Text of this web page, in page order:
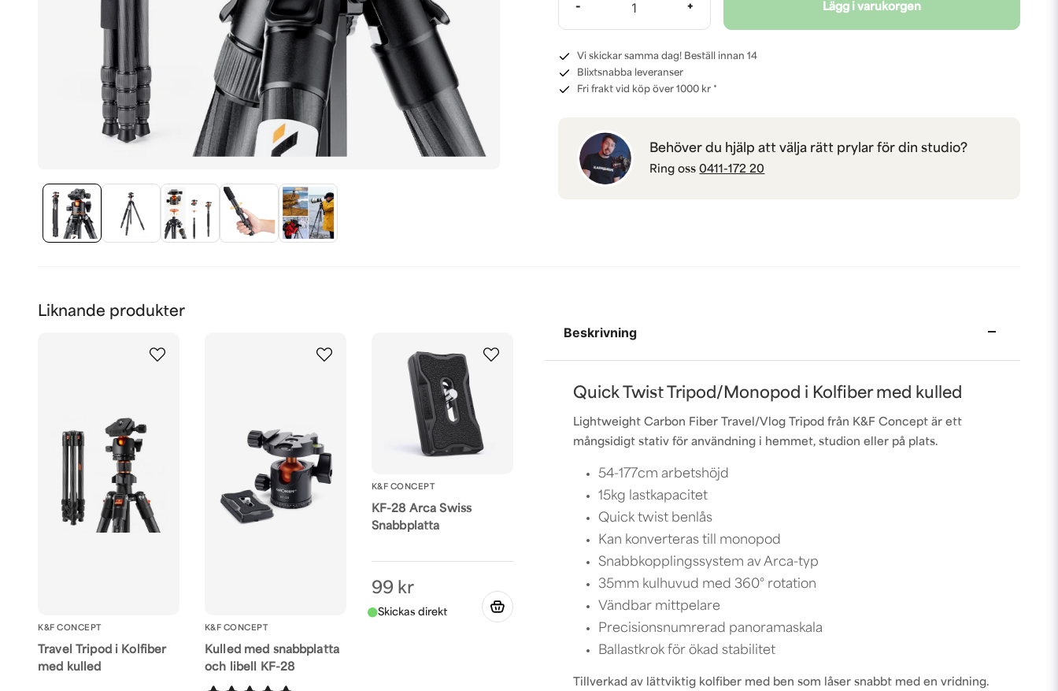
- + Lägg i varukorgen
Vi skickar samma dag! Beställ innan 14
Blixtsnabba leveranser
Fri frakt vid köp över 1000 kr *
Behöver du hjälp att välja rätt prylar för din studio?
Ring oss0411-172 20
Liknande produkter
K&F CONCEPT
Travel Tripod i Kolfiber
med kulled
K&F CONCEPT
Kulled med snabbplatta
och libell KF-28
K&F CONCEPT
KF-28 Arca Swiss
Snabbplatta
99 kr
Beskrivning
Quick Twist Tripod/Monopod i Kolfiber med kulled
Lightweight Carbon Fiber Travel/Vlog Tripod från K&F Concept är ett
mångsidigt stativ för användning i hemmet, studion eller på plats.
54-177cm arbetshöjd
15kg lastkapacitet
Quick twist benlås
Kan konverteras till monopod
Snabbkopplingssystem av Arca-typ
35mm kulhuvud med 360° rotation
Vändbar mittpelare
Precisionsnumrerad panoramaskala
Ballastkrok för ökad stabilitet
Tillverkad av lättviktig kolfiber med ben som låser snabbt med en vridning.